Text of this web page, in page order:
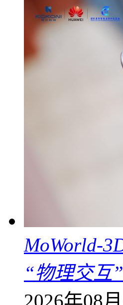
MoWorld-
“物理交互
2026年08